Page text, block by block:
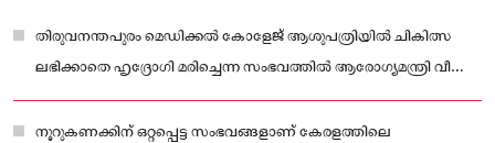
തിരുവനന്തപുരം മെഡിക്കൽ കോളേജ് ആശുപത്രിയിൽ ചികിത്സ
ലഭിക്കാതെ ഹൃദ്രോഗി മരിച്ചെന്ന സംഭവത്തിൽ ആരോഗ്യമന്ത്രി വീണാ
ജോർജിനെതിരെ രൂക്ഷ വിമർശനവുമായി പ്രതിപക്ഷ നേതാവ് വിഡി
സതീശൻ.
നൂറുകണക്കിന് ഒറ്റപ്പെട്ട സംഭവങ്ങളാണ് കേരളത്തിലെ